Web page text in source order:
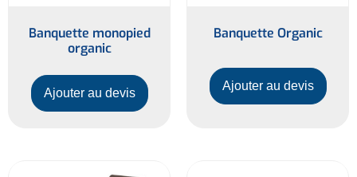
Banquette monopied
organic
Ajouter au devis
Banquette Organic
Ajouter au devis